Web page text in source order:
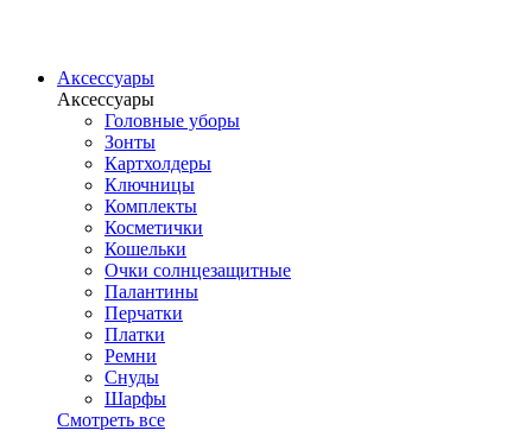
Аксессуары
Аксессуары
Головные уборы
Зонты
Картхолдеры
Ключницы
Комплекты
Косметички
Кошельки
Очки солнцезащитные
Палантины
Перчатки
Платки
Ремни
Снуды
Шарфы
Смотреть все